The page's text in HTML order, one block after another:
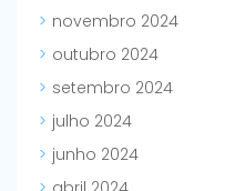
novembro 2024
outubro 2024
setembro 2024
julho 2024
junho 2024